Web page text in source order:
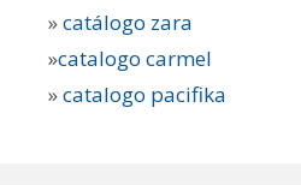
»catálogo zara
»catalogo carmel
»catalogo pacifika